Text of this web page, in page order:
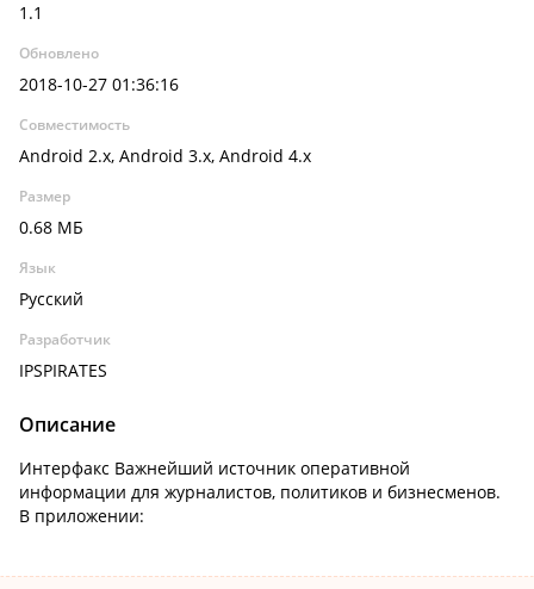
1.1
Обновлено
2018-10-27 01:36:16
Совместимость
Android 2.x, Android 3.x, Android 4.x
Размер
0.68 МБ
Язык
Русский
Разработчик
IPSPIRATES
Описание
Интерфакс Важнейший источник оперативной
информации для журналистов, политиков и бизнесменов.
В приложении: